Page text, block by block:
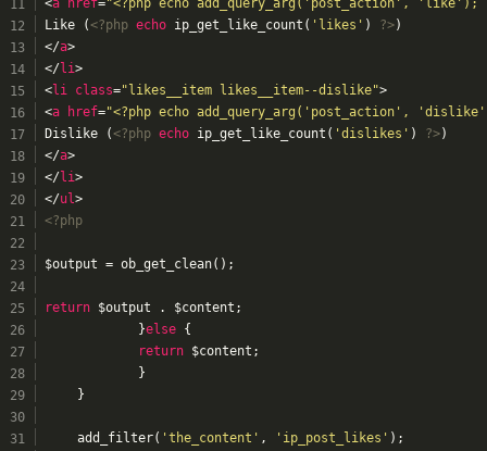
Like ( <?php echo ip_get_like_count( 'likes' ) ?>)
</a>
</li>
<li class="likes__item likes__item--dislike">
<a href="<?php echo add_query_arg('post_action',
Dislike ( <?php echo ip_get_like_count( 'dislikes' ) ?>)
</a>
</li>
</ul >
<?php
$output = ob_get_clean();
return $output . $content;
		}
else {
return $content;
		}
	}
	add_filter(
'the_content' , 'ip_post_likes' );